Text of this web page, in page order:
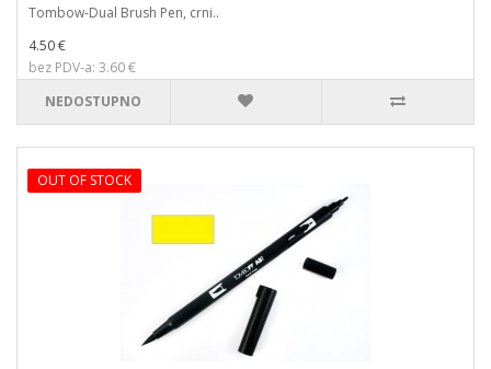
Tombow-Dual Brush Pen, crni..
4.50 €
bez PDV-a: 3.60 €
NEDOSTUPNO
OUT OF STOCK